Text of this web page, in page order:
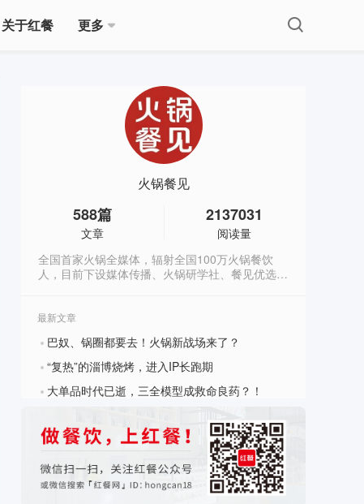
关于红餐 更多
火锅餐见
588篇
文章
2137031
阅读量
全国首家火锅全媒体，辐射全国100万火锅餐饮
人，目前下设媒体传播、火锅研学社、餐见优选商
最新文章
? 巴奴、锅圈都要去！火锅新战场来了？
? “复热”的淄博烧烤，进入IP长跑期
? 大单品时代已逝，三全模型成救命良药？！